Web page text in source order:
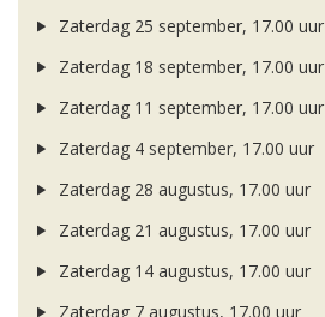
Zaterdag 25 september, 17.00 uur
Zaterdag 18 september, 17.00 uur
Zaterdag 11 september, 17.00 uur
Zaterdag 4 september, 17.00 uur
Zaterdag 28 augustus, 17.00 uur
Zaterdag 21 augustus, 17.00 uur
Zaterdag 14 augustus, 17.00 uur
Zaterdag 7 augustus, 17.00 uur